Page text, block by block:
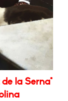
la Serna"